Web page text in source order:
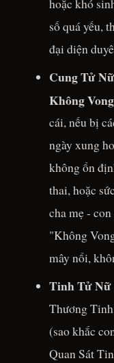
hoặc khó
số quá yếu,
đại diện
Cung Tử
Không
cái, nếu bị
ngày xung
không ổn
thai, hoặc
cha mẹ -
"Không
mây nổi,
Tinh Tử Nữ
Thương
(sao khắc
Quan Sát